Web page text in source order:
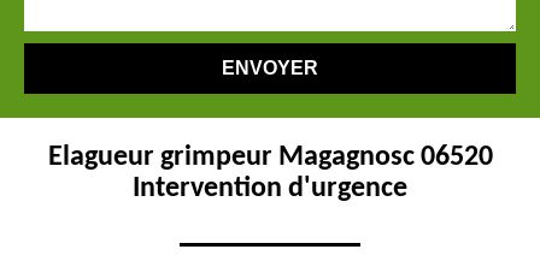
Elagueur grimpeur Magagnosc 06520
Intervention d'urgence